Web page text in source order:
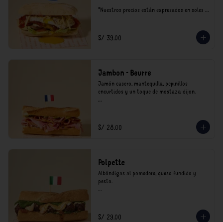
*Nuestros precios están expresados en soles e
S/ 39.00
Jambon - Beurre
Jamón casero, mantequilla, pepinillos
encurtidos y un toque de mostaza dijon.
consumo.
S/ 28.00
Polpette
Albóndigas al pomodoro, queso fundido y
pesto.
consumo.
S/ 29.00